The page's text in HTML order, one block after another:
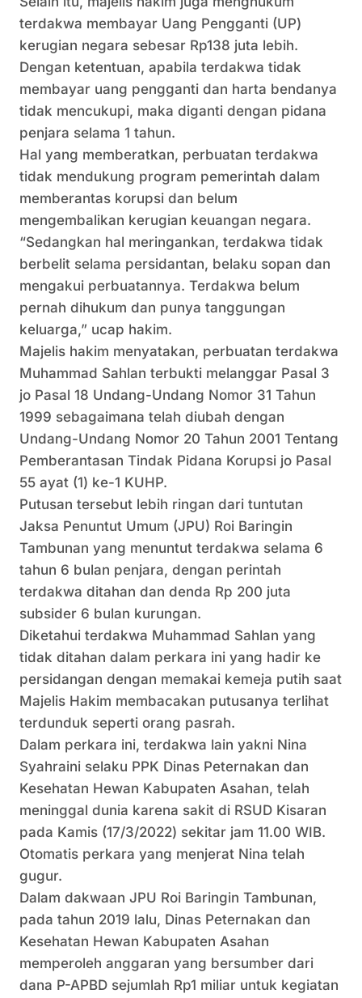
terdakwa membayar Uang Pengganti (UP)
kerugian negara sebesar Rp138 juta lebih.
Dengan ketentuan, apabila terdakwa tidak
membayar uang pengganti dan harta bendanya
tidak mencukupi, maka diganti dengan pidana
penjara selama 1 tahun.
Hal yang memberatkan, perbuatan terdakwa
tidak mendukung program pemerintah dalam
memberantas korupsi dan belum
mengembalikan kerugian keuangan negara.
“Sedangkan hal meringankan, terdakwa tidak
berbelit selama persidantan, belaku sopan dan
mengakui perbuatannya. Terdakwa belum
pernah dihukum dan punya tanggungan
keluarga,” ucap hakim.
Majelis hakim menyatakan, perbuatan terdakwa
Muhammad Sahlan terbukti melanggar Pasal 3
jo Pasal 18 Undang-Undang Nomor 31 Tahun
1999 sebagaimana telah diubah dengan
Undang-Undang Nomor 20 Tahun 2001 Tentang
Pemberantasan Tindak Pidana Korupsi jo Pasal
55 ayat (1) ke-1 KUHP.
Putusan tersebut lebih ringan dari tuntutan
Jaksa Penuntut Umum (JPU) Roi Baringin
Tambunan yang menuntut terdakwa selama 6
tahun 6 bulan penjara, dengan perintah
terdakwa ditahan dan denda Rp 200 juta
subsider 6 bulan kurungan.
Diketahui terdakwa Muhammad Sahlan yang
tidak ditahan dalam perkara ini yang hadir ke
persidangan dengan memakai kemeja putih saat
Majelis Hakim membacakan putusanya terlihat
terdunduk seperti orang pasrah.
Dalam perkara ini, terdakwa lain yakni Nina
Syahraini selaku PPK Dinas Peternakan dan
Kesehatan Hewan Kabupaten Asahan, telah
meninggal dunia karena sakit di RSUD Kisaran
pada Kamis (17/3/2022) sekitar jam 11.00 WIB.
Otomatis perkara yang menjerat Nina telah
gugur.
Dalam dakwaan JPU Roi Baringin Tambunan,
pada tahun 2019 lalu, Dinas Peternakan dan
Kesehatan Hewan Kabupaten Asahan
memperoleh anggaran yang bersumber dari
dana P-APBD sejumlah Rp1 miliar untuk kegiatan